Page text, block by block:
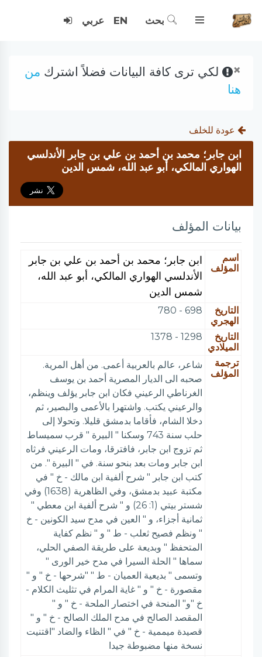
بحث EN عربي
× لكي ترى كافة البيانات فضلاً اشترك من
هنا
عودة للخلف
ابن جابر؛ محمد بن أحمد بن علي بن جابر الأندلسي
الهواري المالكي، أبو عبد الله، شمس الدين
بيانات المؤلف
اسم
المؤلف
ابن جابر؛ محمد بن أحمد بن علي بن جابر
الأندلسي الهواري المالكي، أبو عبد الله،
شمس الدين
التاريخ
الهجري
698 - 780
التاريخ
الميلادي
1298 - 1378
ترجمة
المؤلف
شاعر، عالم بالعربية أعمى. من أهل المرية.
صحبه الى الديار المصرية أحمد بن يوسف
الغرناطي الرعيني فكان ابن جابر يؤلف وينظم،
والرعيني يكتب. واشتهرا بالأعمى والبصير، ثم
دخلا الشام، فأقاما بدمشق قليلا. وتحولا إلى
حلب سنة 743 وسكنا " البيرة " قرب سميساط
ثم تزوج ابن جابر، فافترقا، ومات الرعيني فرثاه
ابن جابر ومات بعد بنحو سنة. في " البيرة ". من
كتب ابن جابر " شرح ألفية ابن مالك - خ " في
مكتبة عبيد بدمشق، وفي الظاهرية (1638) وفي
شستر بيتي (1: 26) و " شرح ألفية ابن معطي "
ثمانية أجزاء، و " العين في مدح سيد الكونين - خ
" ونظم فصيح ثعلب - ط " و " نظم كفاية
المتحفظ " وبديعة على طريقة الصفي الحلي،
سماها " الحلة السيرا في مدح خير الورى "
وتسمى " بديعية العميان - ط " "شرحها - خ " و "
مقصورة - خ " و " غاية المرام في تثليث الكلام -
خ "و" المنحة في اختصار الملحة - خ " و "
المقصد الصالح في مدح الملك الصالح - خ " و "
قصيدة ميممية - خ " في " الظاء والضاد "اقتنيت
نسخة منها مضبوطة جيدا